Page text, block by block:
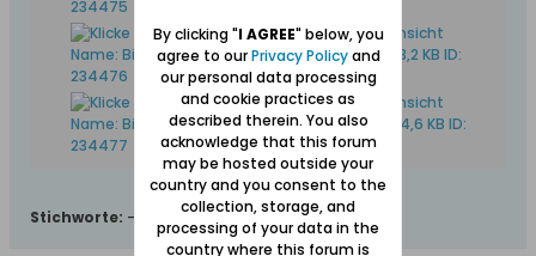
Stichworte: -
By clicking "I AGREE" below, you
agree to ourPrivacy Policyand
our personal data processing
and cookie practices as
described therein. You also
acknowledge that this forum
may be hosted outside your
country and you consent to the
collection, storage, and
processing of your data in the
country where this forum is